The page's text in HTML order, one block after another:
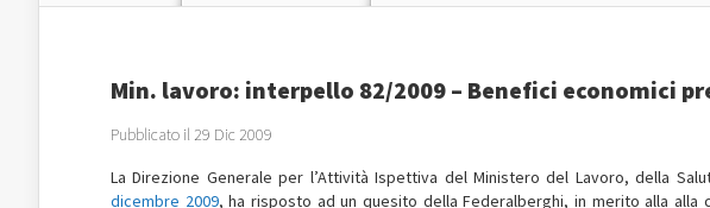
Min. lavoro: interpello 82/2009 – Benefici economici
Pubblicato il 29 Dic 2009
La Direzione Generale per l’Attività Ispettiva del Ministero del Lavoro, della
dicembre 2009, ha risposto ad un quesito della Federalberghi, in merito alla